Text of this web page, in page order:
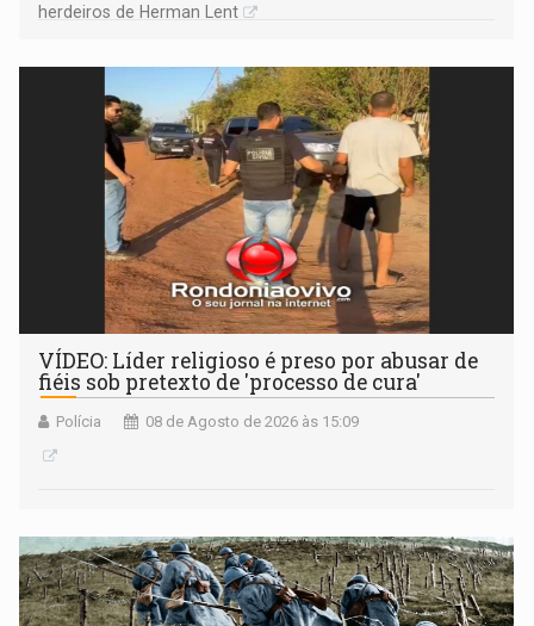
herdeiros de Herman Lent
VÍDEO: Líder religioso é preso por abusar de
fiéis sob pretexto de 'processo de cura'
Polícia 08 de Agosto de 2026 às 15:09